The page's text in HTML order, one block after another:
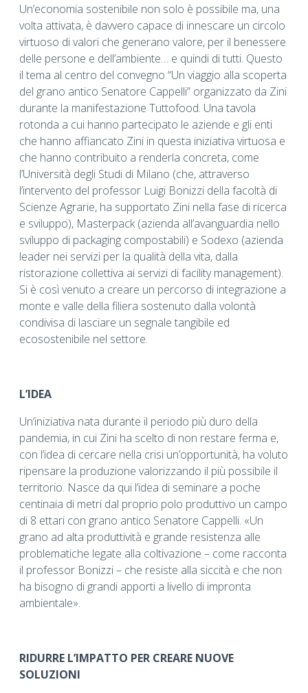
Un’economia sostenibile non solo è possibile ma, una
volta attivata, è davvero capace di innescare un circolo
virtuoso di valori che generano valore, per il benessere
delle persone e dell’ambiente… e quindi di tutti. Questo
il tema al centro del convegno “Un viaggio alla scoperta
del grano antico Senatore Cappelli” organizzato da Zini
durante la manifestazione Tuttofood. Una tavola
rotonda a cui hanno partecipato le aziende e gli enti
che hanno affiancato Zini in questa iniziativa virtuosa e
che hanno contribuito a renderla concreta, come
l’Università degli Studi di Milano (che, attraverso
l’intervento del professor Luigi Bonizzi della facoltà di
Scienze Agrarie, ha supportato Zini nella fase di ricerca
e sviluppo), Masterpack (azienda all’avanguardia nello
sviluppo di packaging compostabili) e Sodexo (azienda
leader nei servizi per la qualità della vita, dalla
ristorazione collettiva ai servizi di facility management).
Si è così venuto a creare un percorso di integrazione a
monte e valle della filiera sostenuto dalla volontà
condivisa di lasciare un segnale tangibile ed
ecosostenibile nel settore.
L’IDEA
Un’iniziativa nata durante il periodo più duro della
pandemia, in cui Zini ha scelto di non restare ferma e,
con l’idea di cercare nella crisi un’opportunità, ha voluto
ripensare la produzione valorizzando il più possibile il
territorio. Nasce da qui l’idea di seminare a poche
centinaia di metri dal proprio polo produttivo un campo
di 8 ettari con grano antico Senatore Cappelli. «Un
grano ad alta produttività e grande resistenza alle
problematiche legate alla coltivazione – come racconta
il professor Bonizzi – che resiste alla siccità e che non
ha bisogno di grandi apporti a livello di impronta
ambientale».
RIDURRE L’IMPATTO PER CREARE NUOVE
SOLUZIONI